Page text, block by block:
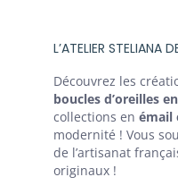
L’ATELIER STELIANA
Découvrez les
boucles d’oreilles
collections en émail
modernité ! Vous
de l’artisanat
originaux !